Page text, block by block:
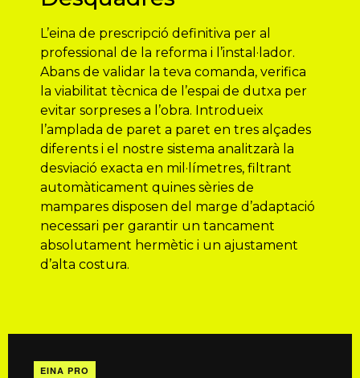
L’eina de prescripció definitiva per al
professional de la reforma i l’instal·lador.
Abans de validar la teva comanda, verifica
la viabilitat tècnica de l’espai de dutxa per
evitar sorpreses a l’obra. Introdueix
l’amplada de paret a paret en tres alçades
diferents i el nostre sistema analitzarà la
desviació exacta en mil·límetres, filtrant
automàticament quines sèries de
mampares disposen del marge d’adaptació
necessari per garantir un tancament
absolutament hermètic i un ajustament
d’alta costura.
EINA PRO